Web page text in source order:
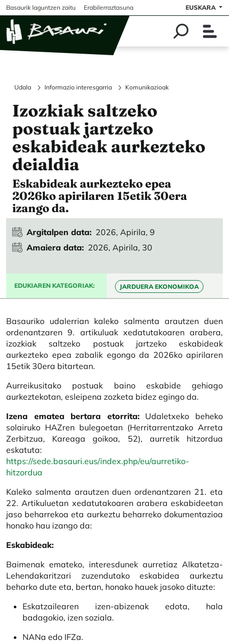
Skip to main content
Basaurik laguntzen zaitu Erabilerraztasuna EUSKARA
Udala Informazio interesgarria Komunikazioak
Izozkiak saltzeko
postuak jartzeko
eskabideak aurkezteko
deialdia
Eskabideak aurkezteko epea
2026ko apirilaren 15etik 30era
izango da.
Argitalpen data
2026, Apirila, 9
Amaiera data
2026, Apirila, 30
EDUKIAREN KATEGORIAK JARDUERA EKONOMIKOA
Basauriko udalerrian kaleko salmenta arautzen duen
ordenantzaren 9. artikuluak xedatutakoaren arabera,
izozkiak saltzeko postuak jartzeko eskabideak
aurkezteko epea zabalik egongo da 2026ko apirilaren
15etik 30era bitartean.
Aurreikusitako postuak baino eskabide gehiago
aurkeztekotan, esleipena zozketa bidez egingo da.
Izena ematea bertara etorrita:Udaletxeko beheko
solairuko HAZren bulegoetan (Herritarrentzako Arreta
Zerbitzua, Kareaga goikoa, 52), aurretik hitzordua
eskatuta:
https://sede.basauri.eus/index.php/eu/aurretiko-
hitzordua
Kaleko salmenta arautzen duen ordenantzaren 21. eta
22. Artikuluetan xedatutakoaren arabera eskabideetan
jaso beharrekoa eta aurkeztu beharreko dokumentazioa
honako hau izango da:
Eskabideak:
Baimenak emateko, interesdunek aurretiaz Alkatetza-
Lehendakaritzari zuzendutako eskabidea aurkeztu
beharko dute eta, bertan, honako hauek jasoko dituzte:
Eskatzailearen izen-abizenak edota, hala
badagokio, izen soziala.
NANa edo IFZa.